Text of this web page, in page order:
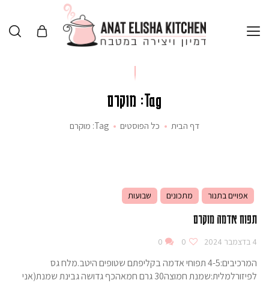
Tag: מוקרם
דף הבית כל הפוסטים Tag: מוקרם
אפויים בתנור מתכונים שבועות
תפוח אדמה מוקרם
4 בדצמבר 2024 0
0
המרכיבים:4-5 תפוחי אדמה בקליפתם שטופים היטב.מלח גס
לפיזורלמלית:שמנת חמוצה30 גרם חמאהכף גדושה גבינת שמנת(אני